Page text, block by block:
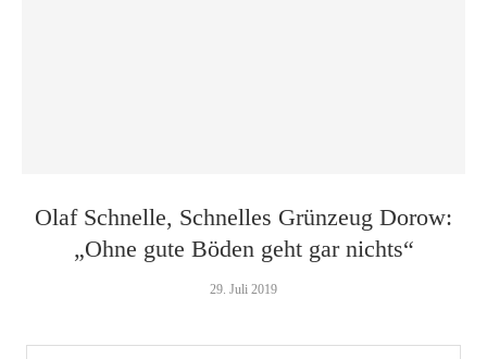
Olaf Schnelle, Schnelles Grünzeug Dorow:
„Ohne gute Böden geht gar nichts“
29. Juli 2019